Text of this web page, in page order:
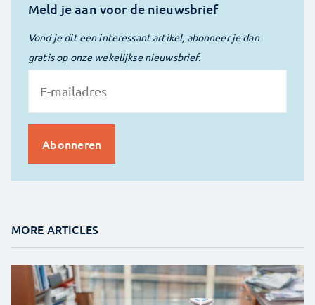
Meld je aan voor de nieuwsbrief
Vond je dit een interessant artikel, abonneer je dan
gratis op onze wekelijkse nieuwsbrief.
MORE ARTICLES